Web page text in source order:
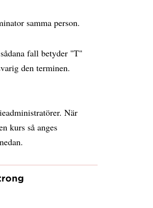
samma person.
fall betyder "T"
den terminen.
När
kurs så anges